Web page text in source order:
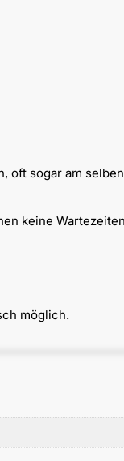
oft sogar am
keine
möglich.